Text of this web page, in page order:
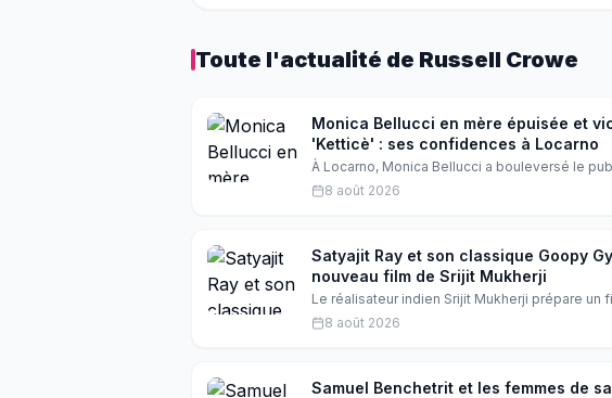
Toute l'actualité de Russell Crowe
Monica Bellucci en mère épuisée et
'Ketticè' : ses confidences à Locarno
À Locarno, Monica Bellucci a bouleversé le
qui crie et a oublié sa féminité. L'actrice
produit par Luca Guadagnino.
8 août 2026
Satyajit Ray et son classique Goopy
nouveau film de Srijit Mukherji
Le réalisateur indien Srijit Mukherji prépare
culte de Satyajit Ray, Goopy Gyne Bagha
Hoichoi Studios pour un hommage vibrant au
8 août 2026
Samuel Benchetrit et les femmes de